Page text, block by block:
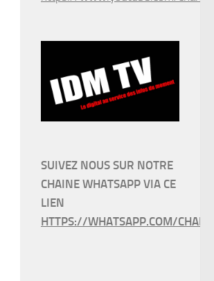
SUIVEZ NOUS SUR NOTRE
CHAINE WHATSAPP VIA CE
LIEN
HTTPS://WHATSAPP.COM/